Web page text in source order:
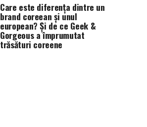
Care este diferența dintre un
brand coreean și unul
european? Și de ce Geek &
Gorgeous a împrumutat
trăsături coreene